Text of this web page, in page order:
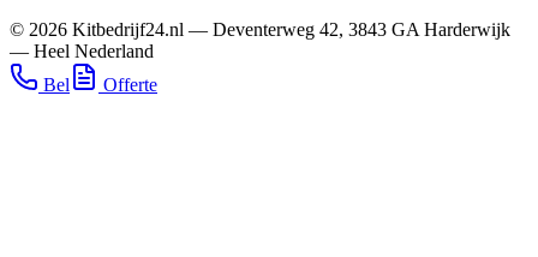
© 2026 Kitbedrijf24.nl — Deventerweg 42, 3843 GA Harderwijk
— Heel Nederland
Bel
Offerte